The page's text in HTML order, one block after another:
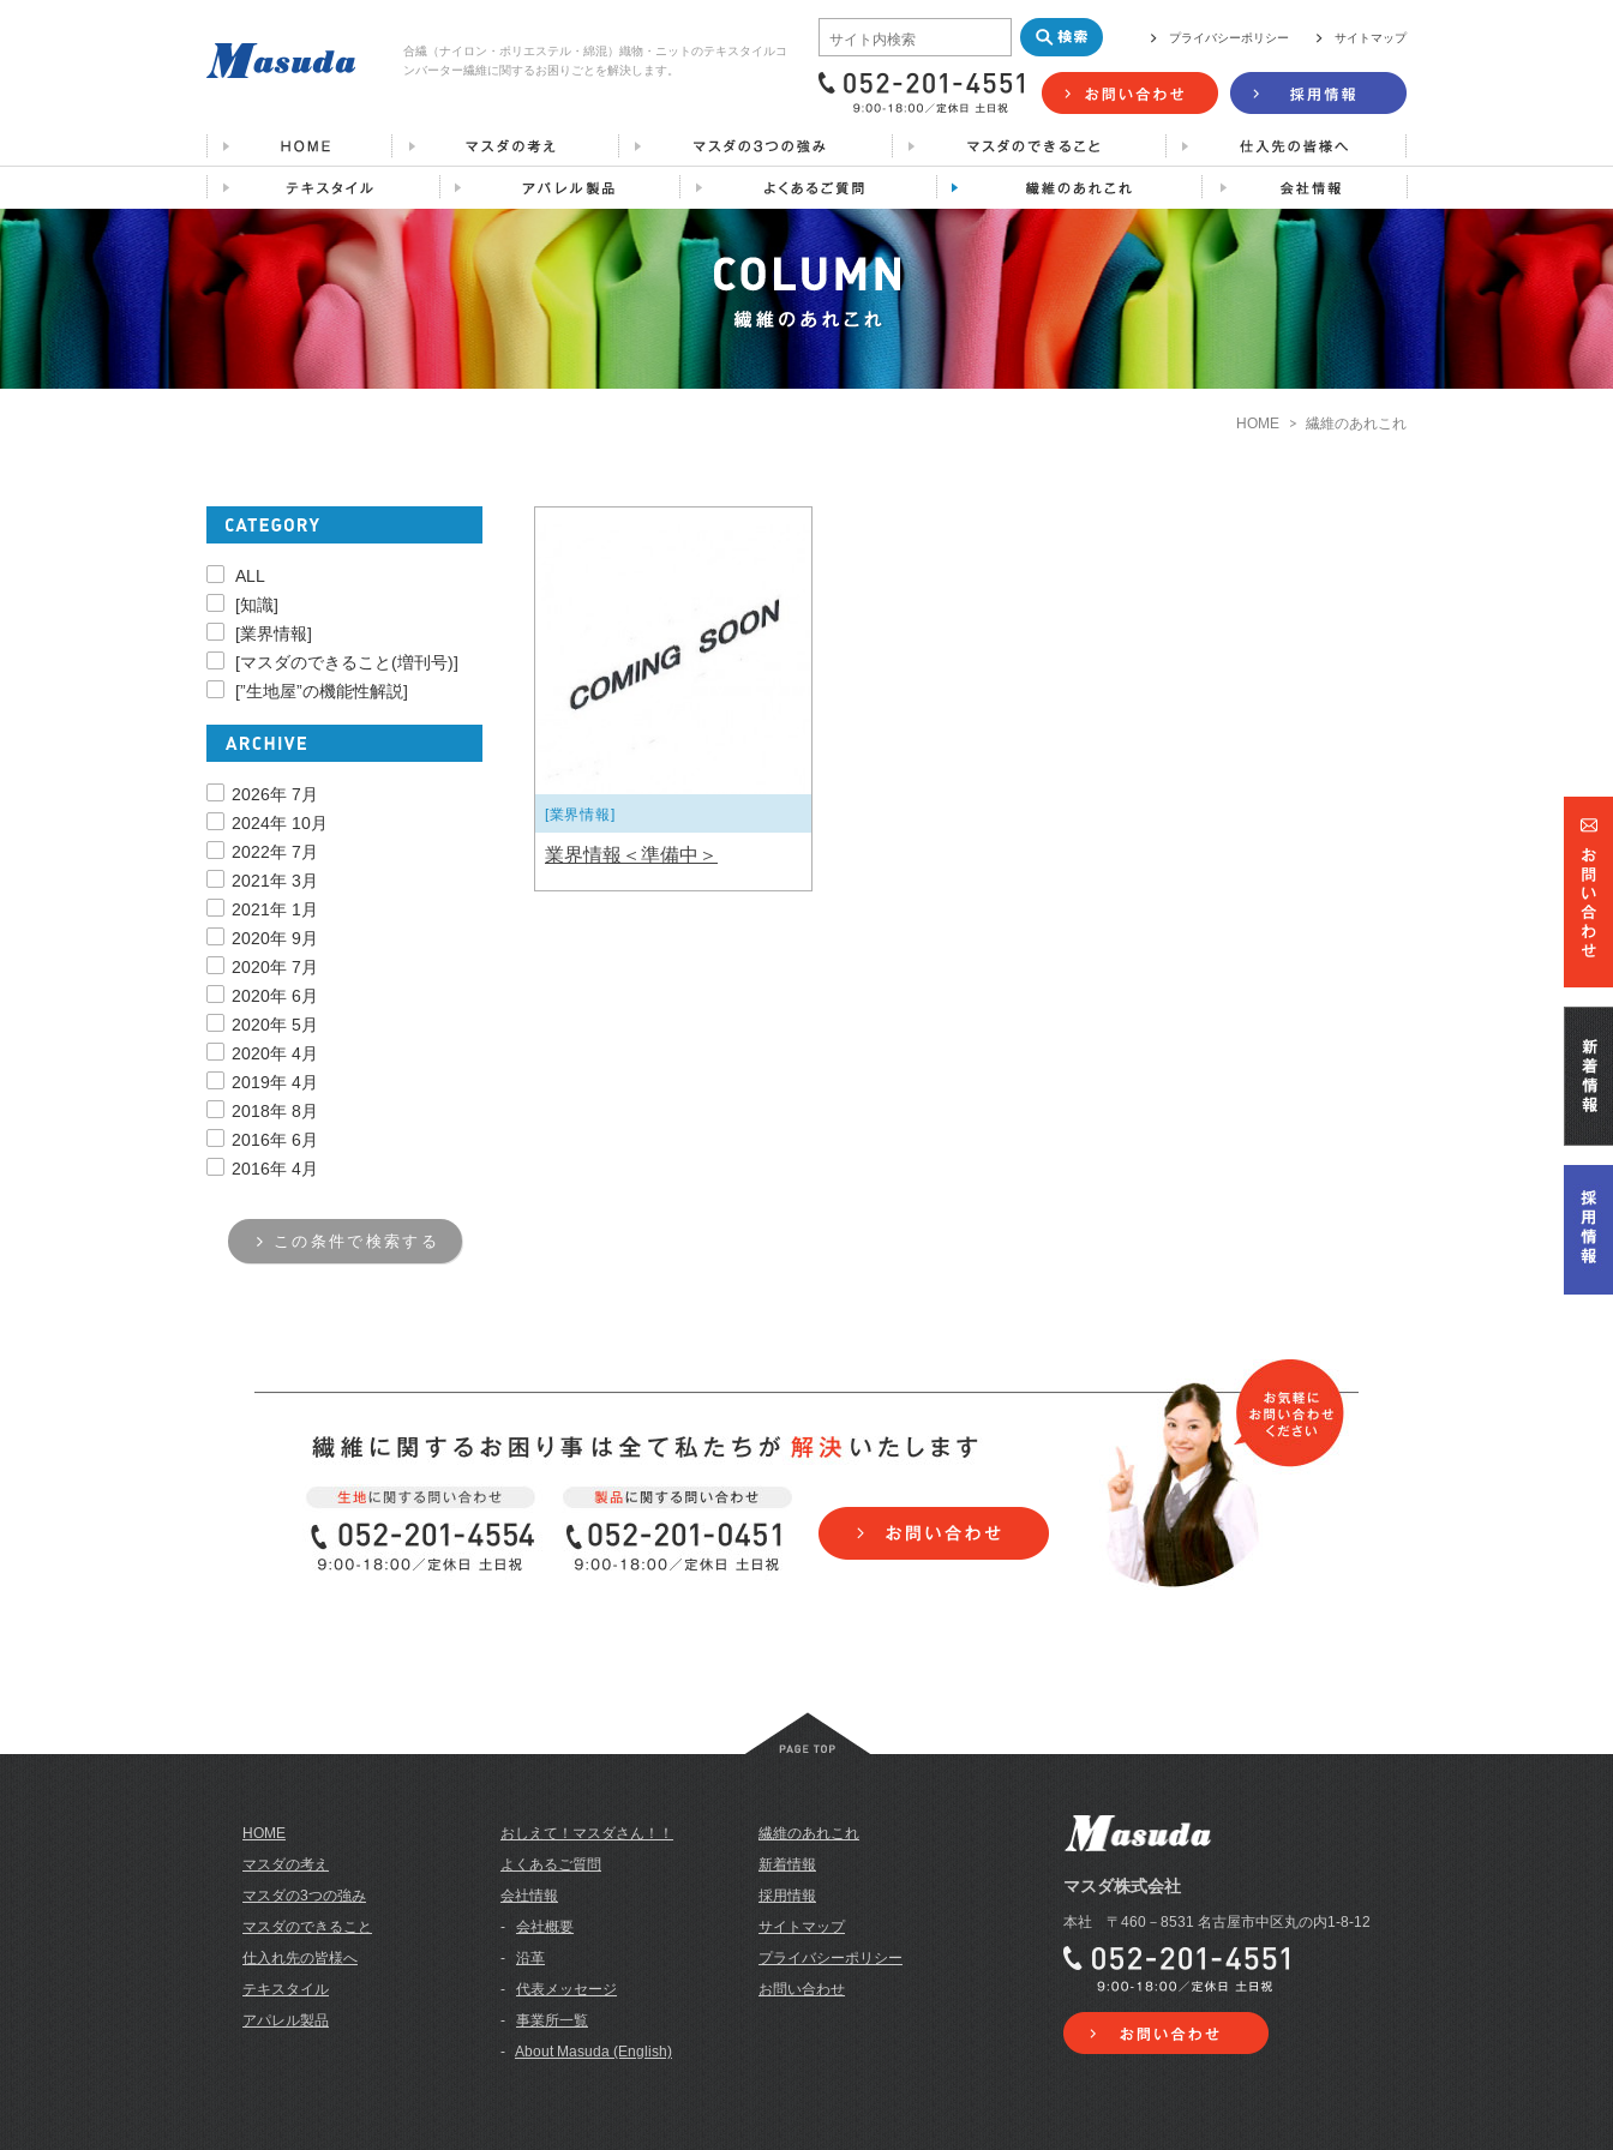
合繊（ナイロン・ポリエステル・綿混）織物・ニットのテキスタイルコ
ンバーター繊維に関するお困りごとを解決します。
プライバシーポリシー サイトマップ
HOME 繊維のあれこれ
ALL
[知識]
[業界情報]
[マスダのできること(増刊号)]
[”生地屋”の機能性解説]
2026年 7月
2024年 10月
2022年 7月
2021年 3月
2021年 1月
2020年 9月
2020年 7月
2020年 6月
2020年 5月
2020年 4月
2019年 4月
2018年 8月
2016年 6月
2016年 4月
この条件で検索する
[業界情報]
業界情報＜準備中＞
HOME
マスダの考え
マスダの3つの強み
マスダのできること
仕入れ先の皆様へ
テキスタイル
アパレル製品
おしえて！マスダさん！！
よくあるご質問
会社情報
- 会社概要
- 沿革
- 代表メッセージ
- 事業所一覧
- About Masuda (English)
繊維のあれこれ
新着情報
採用情報
サイトマップ
プライバシーポリシー
お問い合わせ
マスダ株式会社
本社 〒460－8531 名古屋市中区丸の内1-8-12